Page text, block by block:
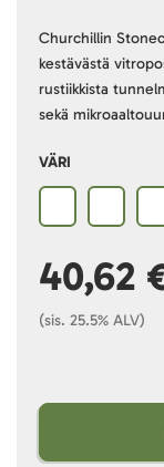
Churchillin
kestävästä
rustiikkista
sekä
VÄRI
40,62
(sis. 25.5% ALV)
gallery